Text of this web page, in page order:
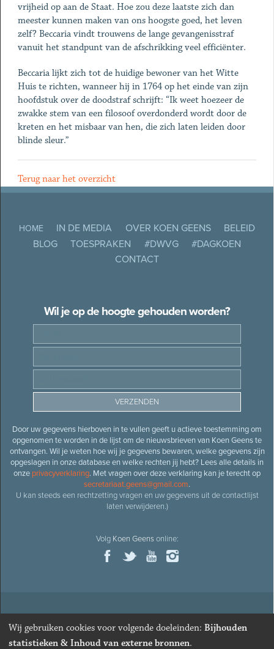
vrijheid op aan de Staat. Hoe zou deze laatste zich dan
meester kunnen maken van ons hoogste goed, het leven
zelf? Beccaria vindt trouwens de lange gevangenisstraf
vanuit het standpunt van de afschrikking veel efficiënter.
Beccaria lijkt zich tot de huidige bewoner van het Witte
Huis te richten, wanneer hij in 1764 op het einde van zijn
hoofdstuk over de doodstraf schrijft: “Ik weet hoezeer de
zwakke stem van een filosoof overdonderd wordt door de
kreten en het misbaar van hen, die zich laten leiden door
blinde sleur.”
Terug naar het overzicht
HOME IN DE MEDIA OVER KOEN GEENS
BELEID
BLOG
TOESPRAKEN #DWVG
#DAGKOEN
CONTACT
Wil je op de hoogte gehouden worden?
Door uw gegevens hierboven in te vullen geeft u actieve toestemming om
opgenomen te worden in de lijst om de nieuwsbrieven van Koen Geens te
ontvangen. Wil je weten hoe wij je gegevens bewaren, welke gegevens zijn
opgeslagen in onze database en welke rechten jij hebt? Lees alle details in
onze privacyverklaring. Met vragen over deze verklaring kan je terecht op
secretariaat.geens@gmail.com.
U kan steeds een rechtzetting vragen en uw gegevens uit de contactlijst
laten verwijderen.)
Volg Koen Geensonline:
© 2026Oud-minister en ere-volksvertegenwoordiger Koen
· Alle rechten voorbehouden · Cookies wijzigen
Wij gebruiken cookies voor volgende doeleinden: Bijhouden
statistieken & Inhoud van externe bronnen.